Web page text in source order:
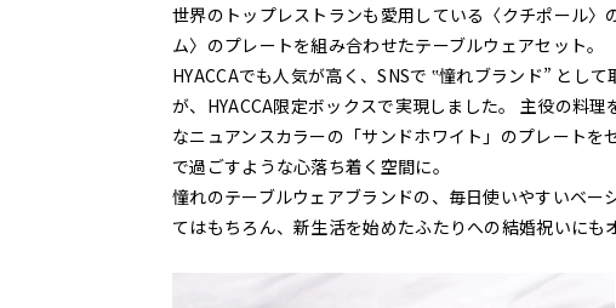
世界のトップレストランも愛用している〈クチポール
ム〉のプレートを組み合わせたテーブルウェアセット。
HYACCAでも人気が高く、SNSで ‟憧れブランド” とし
が、HYACCA限定ボックスで実現しました。 主役の料
なニュアンスカラーの「サンドホワイト」のプレート
で過ごすような心落ち着く空間に。
憧れのテーブルウェアブランドの、毎日使いやすいベ
てはもちろん、新生活を始めたふたりへの結婚祝いにも